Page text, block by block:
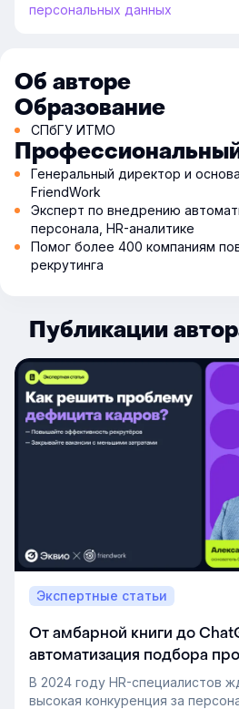
персональных данных
Об авторе
Образование
СПбГУ ИТМО
Генеральный директор и
FriendWork
Эксперт по внедрению
персонала, HR-аналитике
Помог более 400 компаниям
рекрутинга
Публикации
Экспертные статьи
От амбарной книги до
автоматизация подбора
кадров
В 2024 году HR-специалистов
высокая конкуренция за